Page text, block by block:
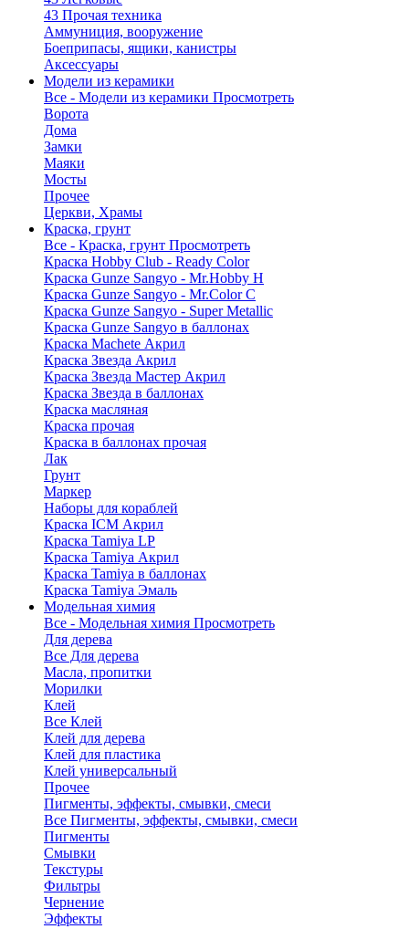
43 Прочая техника
Аммуниция, вооружение
Боеприпасы, ящики, канистры
Аксессуары
Модели из керамики
Все - Модели из керамики Просмотреть
Ворота
Дома
Замки
Маяки
Мосты
Прочее
Церкви, Храмы
Краска, грунт
Все - Краска, грунт Просмотреть
Краска Hobby Club - Ready Color
Краска Gunze Sangyo - Mr.Hobby H
Краска Gunze Sangyo - Mr.Color C
Краска Gunze Sangyo - Super Metallic
Краска Gunze Sangyo в баллонах
Краска Machete Акрил
Краска Звезда Акрил
Краска Звезда Мастер Акрил
Краска Звезда в баллонах
Краска масляная
Краска прочая
Краска в баллонах прочая
Лак
Грунт
Маркер
Наборы для кораблей
Краска ICM Акрил
Краска Tamiya LP
Краска Tamiya Акрил
Краска Tamiya в баллонах
Краска Tamiya Эмаль
Модельная химия
Все - Модельная химия Просмотреть
Для дерева
Все Для дерева
Масла, пропитки
Морилки
Клей
Все Клей
Клей для дерева
Клей для пластика
Клей универсальный
Прочее
Пигменты, эффекты, смывки, смеси
Все Пигменты, эффекты, смывки, смеси
Пигменты
Смывки
Текстуры
Фильтры
Чернение
Эффекты